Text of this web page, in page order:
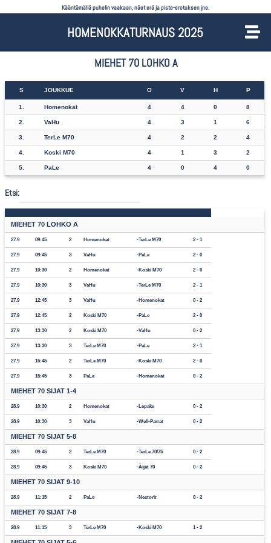
Kääntämällä puhelin vaakaan, näet erä ja piste-erotuksen jne.
HOMENOKKATURNAUS 2025
MIEHET 70 LOHKO A
S JOUKKUE O V H P
1. Homenokat 4 4 0 8
2. VaHu 4 3 1 6
3. TerLe M70 4 2 2 4
4. Koski M70 4 1 3 2
5. PaLe 4 0 4 0
Etsi:
MIEHET 70 LOHKO A
27.9 09:45 2 Homenokat TerLe M70 2 - 1
27.9 09:45 3 VaHu PaLe 2 - 0
27.9 10:30 2 Homenokat Koski M70 2 - 0
27.9 10:30 3 VaHu TerLe M70 2 - 1
27.9 12:45 3 VaHu Homenokat 0 - 2
27.9 12:45 2 Koski M70 PaLe 2 - 0
27.9 13:30 2 Koski M70 VaHu 0 - 2
27.9 13:30 3 TerLe M70 PaLe 2 - 1
27.9 15:45 2 TerLe M70 Koski M70 2 - 0
27.9 15:45 3 PaLe Homenokat 0 - 2
MIEHET 70 SIJAT 1-4
28.9 10:30 2 Homenokat Lepake 0 - 2
28.9 10:30 3 VaHu Well-Parrat 0 - 2
MIEHET 70 SIJAT 5-8
28.9 09:45 2 TerLe M70 TerLe 70/75 0 - 2
28.9 09:45 3 Koski M70 Äijät 70 0 - 2
MIEHET 70 SIJAT 9-10
28.9 11:15 2 PaLe Nestorit 0 - 2
MIEHET 70 SIJAT 7-8
28.9 11:15 3 TerLe M70 Koski M70 1 - 2